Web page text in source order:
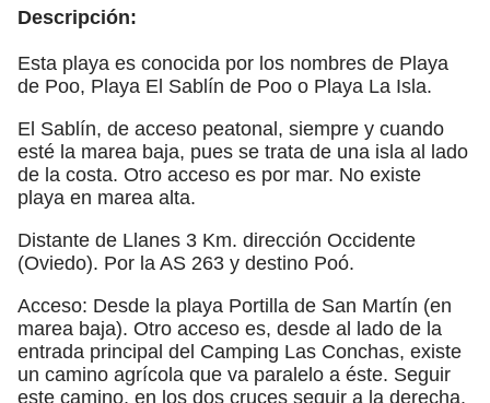
Descripción:
Esta playa es conocida por los nombres de Playa
de Poo, Playa El Sablín de Poo o Playa La Isla.
El Sablín, de acceso peatonal, siempre y cuando
esté la marea baja, pues se trata de una isla al lado
de la costa. Otro acceso es por mar. No existe
playa en marea alta.
Distante de Llanes 3 Km. dirección Occidente
(Oviedo). Por la AS 263 y destino Poó.
Acceso: Desde la playa Portilla de San Martín (en
marea baja). Otro acceso es, desde al lado de la
entrada principal del Camping Las Conchas, existe
un camino agrícola que va paralelo a éste. Seguir
este camino, en los dos cruces seguir a la derecha.